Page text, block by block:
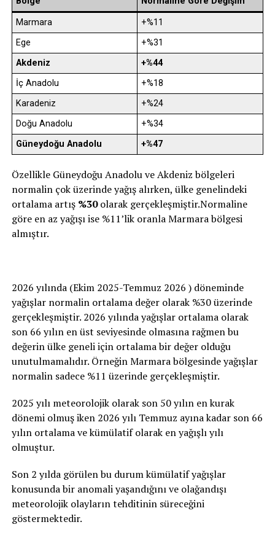
Marmara
+%11
Ege
+%31
Akdeniz
+%44
İç Anadolu
+%18
Karadeniz
+%24
Doğu Anadolu
+%34
Güneydoğu Anadolu
+%47
Özellikle Güneydoğu Anadolu ve Akdeniz bölgeleri
normalin çok üzerinde yağış alırken, ülke genelindeki
ortalama artış %30olarak gerçekleşmiştir.Normaline
göre en az yağışı ise %11’lik oranla Marmara bölgesi
almıştır.
2026 yılında (Ekim 2025-Temmuz 2026 ) döneminde
yağışlar normalin ortalama değer olarak %30 üzerinde
gerçekleşmiştir. 2026 yılında yağışlar ortalama olarak
son 66 yılın en üst seviyesinde olmasına rağmen bu
değerin ülke geneli için ortalama bir değer olduğu
unutulmamalıdır. Örneğin Marmara bölgesinde yağışlar
normalin sadece %11 üzerinde gerçekleşmiştir.
2025 yılı meteorolojik olarak son 50 yılın en kurak
dönemi olmuş iken 2026 yılı Temmuz ayına kadar son 66
yılın ortalama ve kümülatif olarak en yağışlı yılı
olmuştur.
Son 2 yılda görülen bu durum kümülatif yağışlar
konusunda bir anomali yaşandığını ve olağandışı
meteorolojik olayların tehditinin süreceğini
göstermektedir.